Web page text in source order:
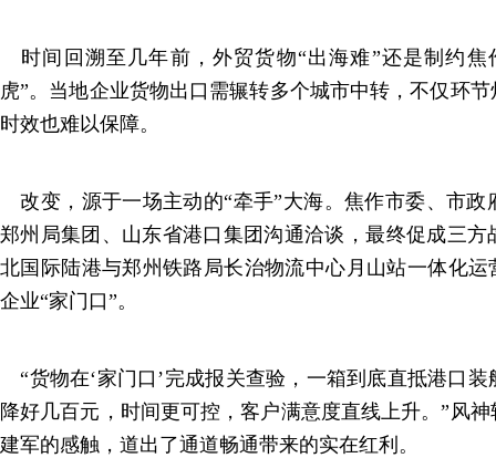
时间回溯至几年前，外贸货物“出海难”还是制约焦
虎”。当地企业货物出口需辗转多个城市中转，不仅环
时效也难以保障。
改变，源于一场主动的“牵手”大海。焦作市委、市政
郑州局集团、山东省港口集团沟通洽谈，最终促成三
北国际陆港与郑州铁路局长治物流中心月山站一体化运
企业“家门口”。
“货物在‘家门口’完成报关查验，一箱到底直抵港口
降好几百元，时间更可控，客户满意度直线上升。”风
建军的感触，道出了通道畅通带来的实在红利。